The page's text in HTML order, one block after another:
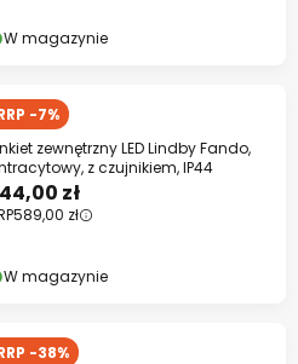
W magazynie
-7%
zewnętrzny LED Lindby Fando,
z czujnikiem, IP44
zł
589,00 zł
W magazynie
-38%